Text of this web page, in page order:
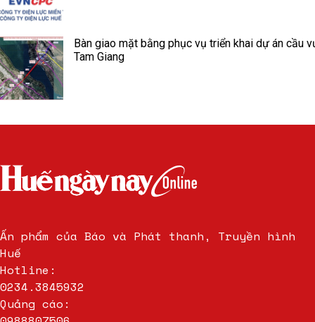
Bàn giao mặt bằng phục vụ triển khai dự án cầu
Tam Giang
Ấn phẩm của Báo và Phát thanh, Truyền hình
Huế
Hotline:
0234.3845932
Quảng cáo: